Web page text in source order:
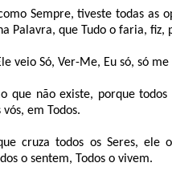
Sempre, tiveste todas as
Palavra, que Tudo o faria, fiz,
veio Só, Ver-Me, Eu só, só
que não existe, porque
em Todos.
cruza todos os Seres,
o sentem, Todos o vivem.